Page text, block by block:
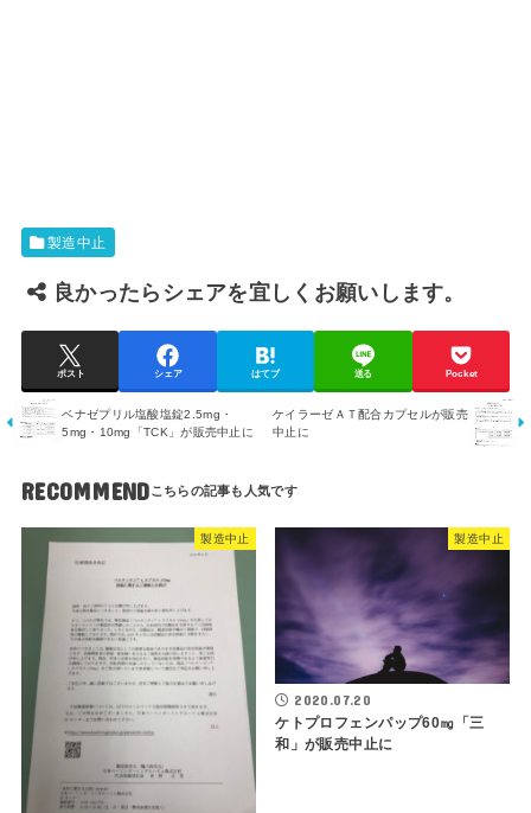
製造中止
良かったらシェアを宜しくお願いします。
ポスト シェア はてブ 送る Pocket
ベナゼプリル塩酸塩錠2.5mg・
5mg・10mg「TCK」が販売中止に
ケイラーゼＡＴ配合カプセルが販売
中止に
RECOMMEND
製造中止 製造中止
2020.07.20
ケトプロフェンパップ60㎎「三
和」が販売中止に